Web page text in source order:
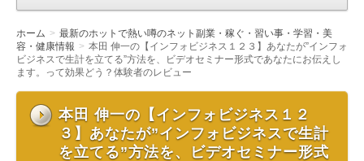
ホーム
最新のホットで熱い噂のネット副業・稼ぐ・習い事・学習・美
容・健康情報
本田 伸一の【インフォビジネス１２３】あなたが”インフォ
ビジネスで生計を立てる”方法を、ビデオセミナー形式であなたにお伝えし
ます。って効果どう？体験者のレビュー
本田 伸一の【インフォビジネス１２
３】あなたが”インフォビジネスで生計
を立てる”方法を、ビデオセミナー形式